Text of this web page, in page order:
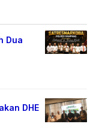
Dua
DHE